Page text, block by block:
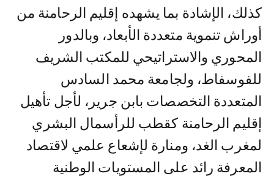
كذلك، الإشادة بما يشهده إقليم الرحامنة من
أوراش تنموية متعددة الأبعاد، وبالدور
المحوري والاستراتيحي للمكتب الشريف
للفوسفاط، ولجامعة محمد السادس
المتعددة التخصصات بابن جرير، لأجل تأهيل
إقليم الرحامنة كقطب للرأسمال البشري
لمغرب الغد، ومنارة لإشعاع علمي لاقتصاد
المعرفة رائد على المستويات الوطنية